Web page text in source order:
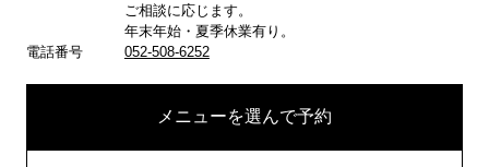
ご相談に応じます。
年末年始・夏季休業有り。
電話番号
052-508-6252
メニューを選んで予約